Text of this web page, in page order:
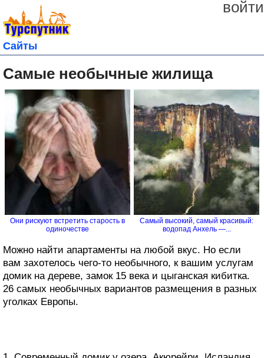
войти
Сайты
Самые необычные жилища
Они рискуют встретить старость в
одиночестве
Самый высокий, самый красивый:
водопад Анхель —...
Можно найти апартаменты на любой вкус. Но если
вам захотелось чего-то необычного, к вашим услугам
домик на дереве, замок 15 века и цыганская кибитка.
26 самых необычных вариантов размещения в разных
уголках Европы.